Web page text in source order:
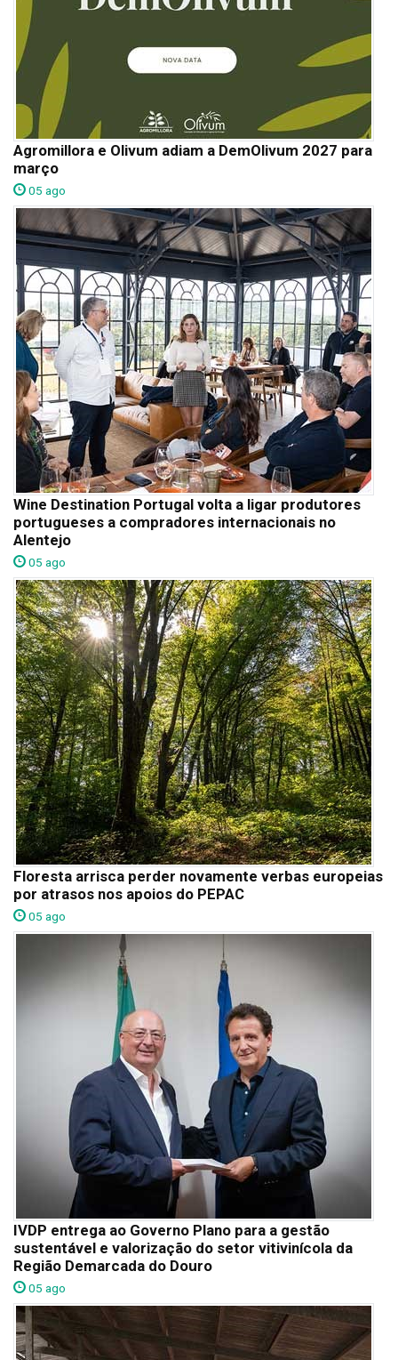
Agromillora e Olivum adiam a DemOlivum 2027 para
março
05 ago
Wine Destination Portugal volta a ligar produtores
portugueses a compradores internacionais no
Alentejo
05 ago
Floresta arrisca perder novamente verbas europeias
por atrasos nos apoios do PEPAC
05 ago
IVDP entrega ao Governo Plano para a gestão
sustentável e valorização do setor vitivinícola da
Região Demarcada do Douro
05 ago